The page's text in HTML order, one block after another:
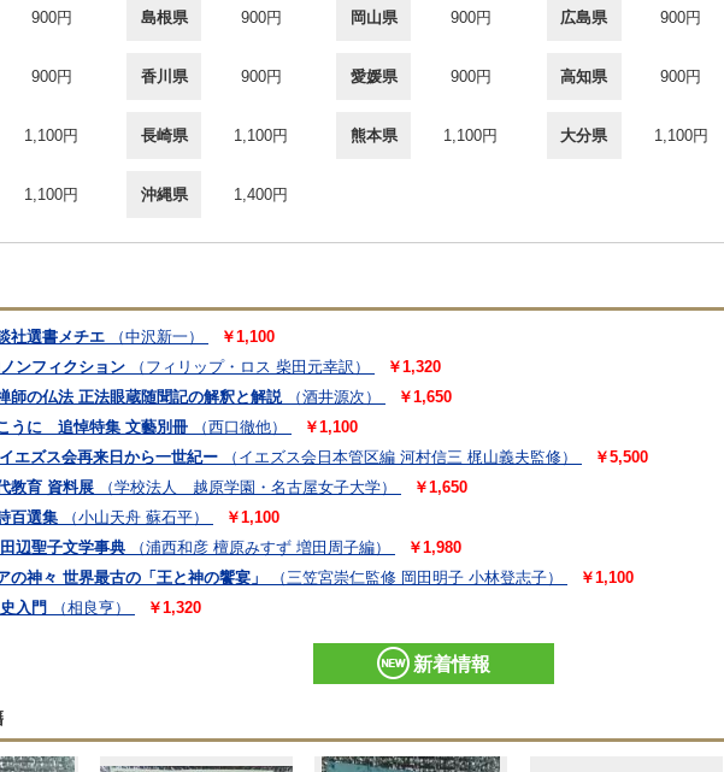
900円 島根県 900円 岡山県 900円 広島県 900円
900円 香川県 900円 愛媛県 900円 高知県 900円
1,100円 長崎県 1,100円 熊本県 1,100円 大分県 1,100円
1,100円 沖縄県 1,400円
社選書メチエ （中沢新一）
￥1,100
ンフィクション
（フィリップ・ロス 柴田元幸訳）
￥1,320
師の仏法 正法眼蔵随聞記の解釈と解説
（酒井源次）
￥1,650
うに 追悼特集 文藝別冊
（西口徹他）
￥1,100
エズス会再来日から一世紀ー
（イエズス会日本管区編 河村信三 梶山義夫監修）
￥5,500
教育 資料展
（学校法人 越原学園・名古屋女子大学）
￥1,650
百選集
（小山天舟 蘇石平）
￥1,100
辺聖子文学事典
（浦西和彦 檀原みすず 増田周子編）
￥1,980
の神々 世界最古の「王と神の饗宴」
（三笠宮崇仁監修 岡田明子 小林登志子）
￥1,100
入門
（相良亨） ￥1,320
新着情報